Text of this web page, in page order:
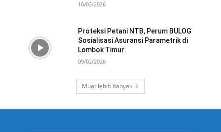
10/02/2026
Proteksi Petani NTB, Perum BULOG
Sosialisasi Asuransi Parametrik di
Lombok Timur
09/02/2026
Muat lebih banyak